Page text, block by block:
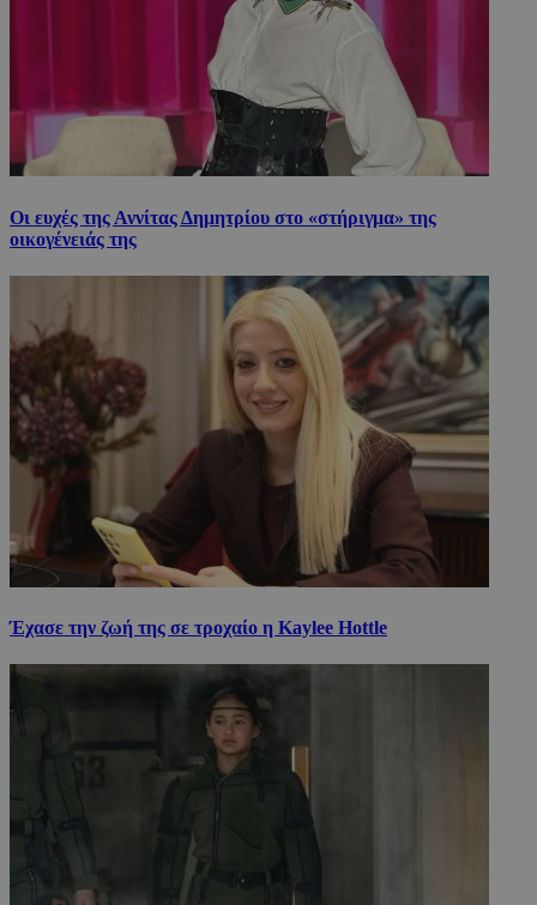
Οι ευχές της Αννίτας Δημητρίου στο «στήριγμα» της
οικογένειάς της
Έχασε την ζωή της σε τροχαίο η Kaylee Hottle